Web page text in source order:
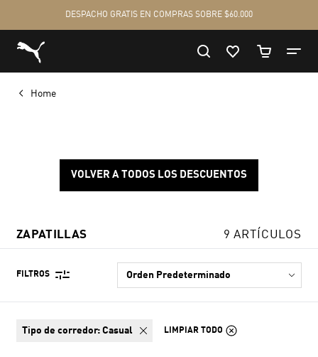
Home
VOLVER A TODOS LOS DESCUENTOS
ZAPATILLAS 9 ARTÍCULOS
FILTROS
tipo de corredor: Casual LIMPIAR TODO